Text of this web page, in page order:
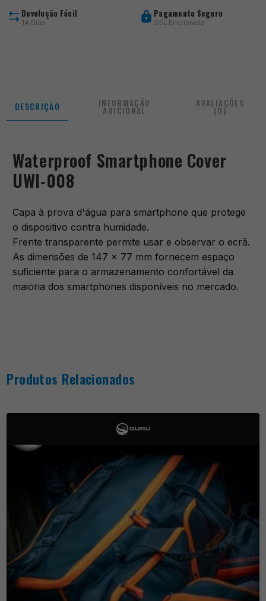
Devolução Fácil
14 Dias
Pagamento Seguro
SSL Encriptado
DESCRIÇÃO INFORMAÇÃO
ADICIONAL
AVALIAÇÕES
(0)
Waterproof Smartphone Cover
UWI-008
Capa à prova d'água para smartphone que protege
o dispositivo contra humidade.
Frente transparente permite usar e observar o ecrã.
As dimensões de 147 x 77 mm fornecem espaço
suficiente para o armazenamento confortável da
maioria dos smartphones disponíveis no mercado.
Produtos Relacionados